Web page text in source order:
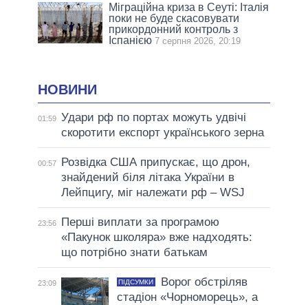
Міграційна криза в Сеуті: Італія
поки не буде скасовувати
прикордонний контроль з
Іспанією 7 серпня 2026, 20:19
НОВИНИ
01:59 Удари рф по портах можуть удвічі
скоротити експорт українського зерна
00:57
Розвідка США припускає, що дрон,
знайдений біля літака України в
Лейпцигу, міг належати рф – WSJ
23:56
Перші виплати за програмою
«Пакунок школяра» вже надходять:
що потрібно знати батькам
23:09 ПІДСУМКИ
Ворог обстріляв
стадіон «Чорноморець», а